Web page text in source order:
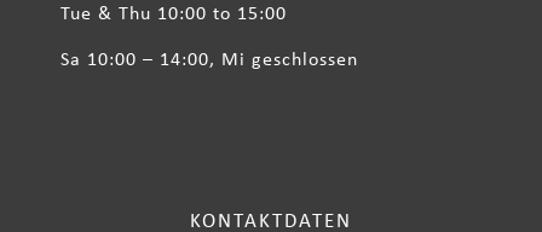
Tue & Thu 10:00 to 15:00
Sa 10:00 – 14:00, Mi geschlossen
KONTAKTDATEN